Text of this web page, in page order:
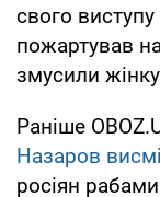
свого
пожартував
змусили
Раніше
Назаров
росіян